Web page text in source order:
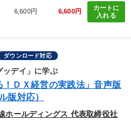
6,600円 6,600円
カートに
入れる
ダウンロード対応
ッデイ」に学ぶ
！ＤＸ経営の実践法」音声版
版対応）
ホールディングス 代表取締役社